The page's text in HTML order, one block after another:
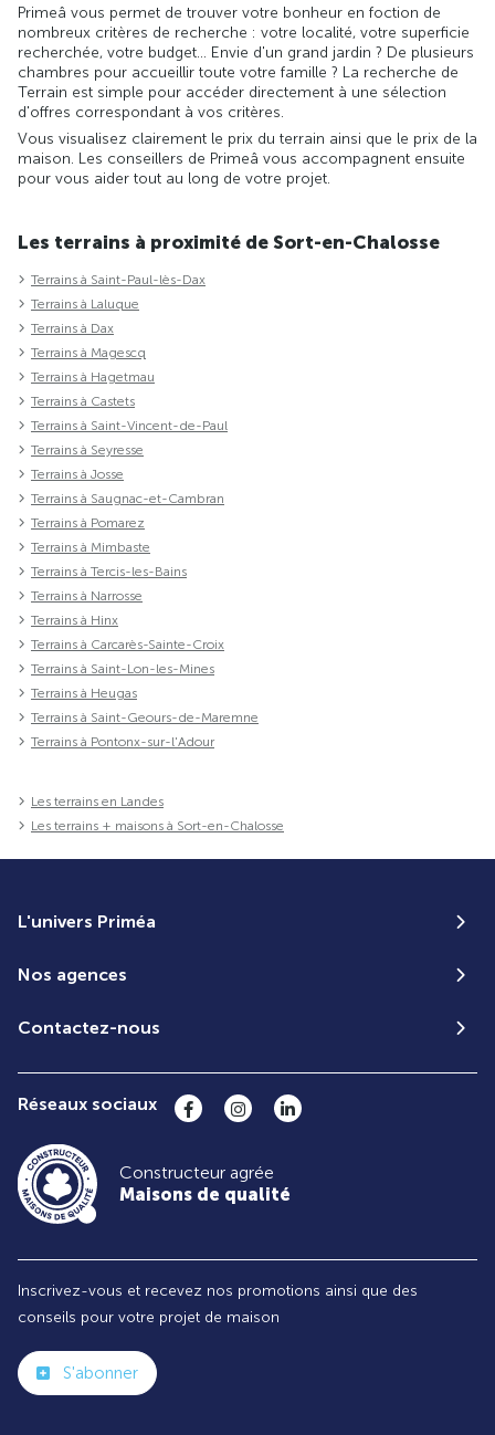
Primeâ vous permet de trouver votre bonheur en foction de
nombreux critères de recherche : votre localité, votre superficie
recherchée, votre budget... Envie d'un grand jardin ? De plusieurs
chambres pour accueillir toute votre famille ? La recherche de
Terrain est simple pour accéder directement à une sélection
d'offres correspondant à vos critères.
Vous visualisez clairement le prix du terrain ainsi que le prix de la
maison. Les conseillers de Primeâ vous accompagnent ensuite
pour vous aider tout au long de votre projet.
Les terrains à proximité de Sort-en-Chalosse
Terrains à Saint-Paul-lès-Dax
Terrains à Laluque
Terrains à Dax
Terrains à Magescq
Terrains à Hagetmau
Terrains à Castets
Terrains à Saint-Vincent-de-Paul
Terrains à Seyresse
Terrains à Josse
Terrains à Saugnac-et-Cambran
Terrains à Pomarez
Terrains à Mimbaste
Terrains à Tercis-les-Bains
Terrains à Narrosse
Terrains à Hinx
Terrains à Carcarès-Sainte-Croix
Terrains à Saint-Lon-les-Mines
Terrains à Heugas
Terrains à Saint-Geours-de-Maremne
Terrains à Pontonx-sur-l'Adour
Les terrains en Landes
Les terrains + maisons à Sort-en-Chalosse
L'univers Priméa
Nos agences
Contactez-nous
Réseaux sociaux
Constructeur agrée
Maisons de qualité
Inscrivez-vous et recevez nos promotions ainsi que des
conseils pour votre projet de maison
S'abonner